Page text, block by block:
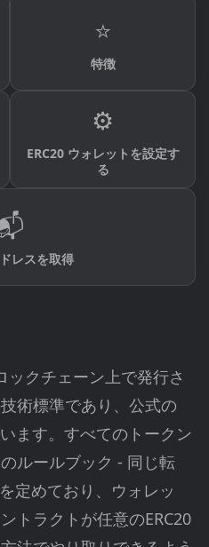
⭐
特徴
⚙️
ERC20 ウォレットを設定す
る
レスを取得
クチェーン上で発行さ
術標準であり、公式の
ます。すべてのトークン
ルールブック - 同じ転
定めており、ウォレッ
トラクトが任意のERC20